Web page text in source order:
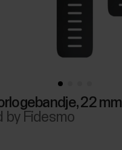
22 mm
by Fidesmo